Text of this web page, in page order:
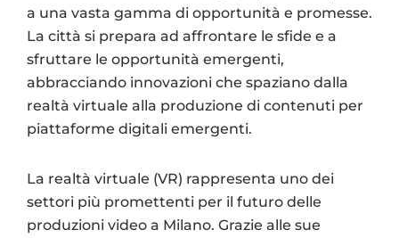
a una vasta gamma di opportunità e promesse.
La città si prepara ad affrontare le sfide e a
sfruttare le opportunità emergenti,
abbracciando innovazioni che spaziano dalla
realtà virtuale alla produzione di contenuti per
piattaforme digitali emergenti.
La realtà virtuale (VR) rappresenta uno dei
settori più promettenti per il futuro delle
produzioni video a Milano. Grazie alle sue